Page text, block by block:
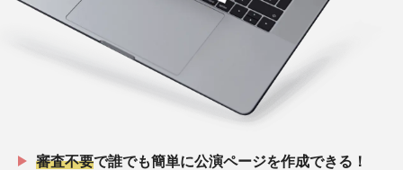
審査不要で誰でも簡単に公演ページを作成できる！